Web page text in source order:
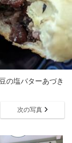
の塩バターあづき
次の写真